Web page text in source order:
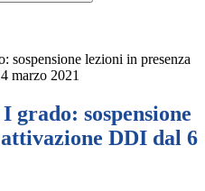
sospensione lezioni in presenza
marzo 2021
grado: sospensione
DDI dal 6